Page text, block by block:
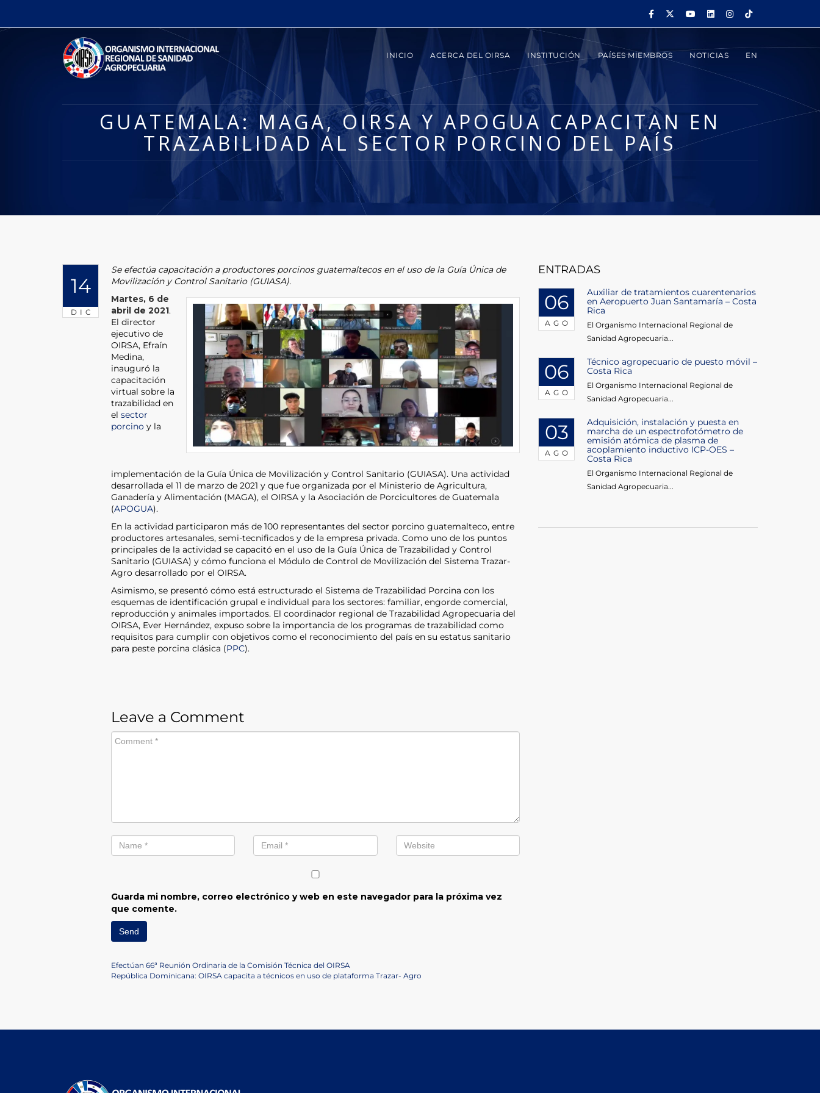
INICIO ACERCA DEL OIRSA INSTITUCIÓN PAÍSES MIEMBROS NOTICIAS EN
GUATEMALA: MAGA, OIRSA Y APOGUA CAPACITAN EN
TRAZABILIDAD AL SECTOR PORCINO DEL PAÍS
14
DIC
Se efectúa capacitación a productores porcinos guatemaltecos en el uso de la Guía Única de
Movilización y Control Sanitario (GUIASA).
Martes, 6 de
abril de 2021.
El director
ejecutivo de
OIRSA, Efraín
Medina,
inauguró la
capacitación
virtual sobre la
trazabilidad en
el sector
porcino y la
implementación de la Guía Única de Movilización y Control Sanitario (GUIASA). Una actividad
desarrollada el 11 de marzo de 2021 y que fue organizada por el Ministerio de Agricultura,
Ganadería y Alimentación (MAGA), el OIRSA y la Asociación de Porcicultores de Guatemala
(APOGUA).
En la actividad participaron más de 100 representantes del sector porcino guatemalteco, entre
productores artesanales, semi-tecnificados y de la empresa privada. Como uno de los puntos
principales de la actividad se capacitó en el uso de la Guía Única de Trazabilidad y Control
Sanitario (GUIASA) y cómo funciona el Módulo de Control de Movilización del Sistema Trazar-
Agro desarrollado por el OIRSA.
Asimismo, se presentó cómo está estructurado el Sistema de Trazabilidad Porcina con los
esquemas de identificación grupal e individual para los sectores: familiar, engorde comercial,
reproducción y animales importados. El coordinador regional de Trazabilidad Agropecuaria del
OIRSA, Ever Hernández, expuso sobre la importancia de los programas de trazabilidad como
requisitos para cumplir con objetivos como el reconocimiento del país en su estatus sanitario
para peste porcina clásica (PPC).
Leave a Comment
Guarda mi nombre, correo electrónico y web en este navegador para la próxima vez
que comente.
Navegación
Previous
Post
Efectúan 66ª Reunión Ordinaria de la Comisión Técnica del OIRSA
Next
República Dominicana: OIRSA capacita a técnicos en uso de plataforma Trazar- Agro
ENTRADAS
06
AGO
Auxiliar de tratamientos cuarentenarios
en Aeropuerto Juan Santamaría – Costa
Rica
El Organismo Internacional Regional de
Sanidad Agropecuaria...
06
AGO
Técnico agropecuario de puesto móvil –
Costa Rica
El Organismo Internacional Regional de
Sanidad Agropecuaria...
03
AGO
Adquisición, instalación y puesta en
marcha de un espectrofotómetro de
emisión atómica de plasma de
acoplamiento inductivo ICP-OES –
Costa Rica
El Organismo Internacional Regional de
Sanidad Agropecuaria...